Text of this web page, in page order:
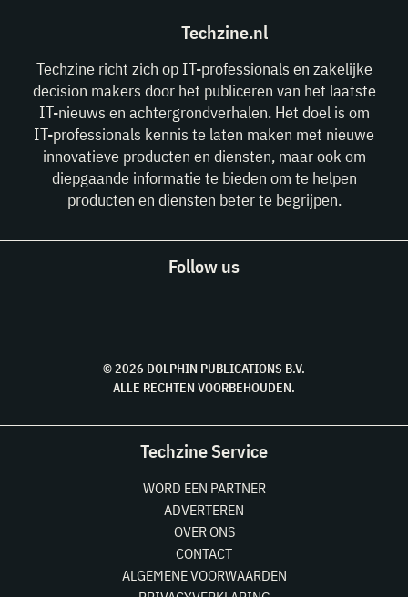
Techzine.nl
Techzine richt zich op IT-professionals en zakelijke
decision makers door het publiceren van het laatste
IT-nieuws en achtergrondverhalen. Het doel is om
IT-professionals kennis te laten maken met nieuwe
innovatieve producten en diensten, maar ook om
diepgaande informatie te bieden om te helpen
producten en diensten beter te begrijpen.
Follow us
© 2026 DOLPHIN PUBLICATIONS B.V.
ALLE RECHTEN VOORBEHOUDEN.
Techzine Service
WORD EEN PARTNER
ADVERTEREN
OVER ONS
CONTACT
ALGEMENE VOORWAARDEN